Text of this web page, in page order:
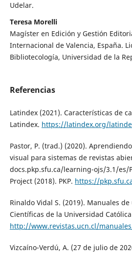
Udelar.
Teresa Morelli
Magíster en Edición y Gestión
Internacional de Valencia, España.
Bibliotecología, Universidad de la
Referencias
Latindex (2021). Características de
Latindex. https://latindex.org/
Pastor, P. (trad.) (2020).
visual para sistemas de revistas
docs.pkp.sfu.ca/learning-ojs/3.1/es/
Project (2018). PKP. https://
Rinaldo Vidal S. (2019). Manuales de
Científicas de la Universidad
http://www.revistas.ucn.cl/
Vizcaíno-Verdú, A. (27 de julio de